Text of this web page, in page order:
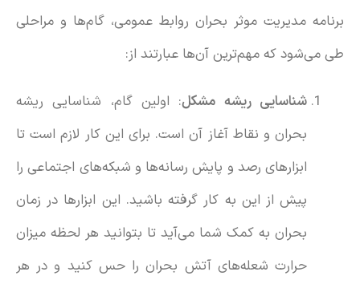
برنامه مدیریت موثر بحران روابط عمومی، گام‌ها و مراحلی
طی می‌شود که مهم‌ترین آن‌ها عبارتند از:
شناسایی ریشه مشکل: اولین گام، شناسایی ریشه
بحران و نقاط آغاز آن است. برای این کار لازم است تا
ابزارهای رصد و پایش رسانه‌ها و شبکه‌های اجتماعی را
پیش از این به کار گرفته باشید. این ابزارها در زمان
بحران به کمک شما می‌آید تا بتوانید هر لحظه میزان
حرارت شعله‌های آتش بحران را حس کنید و در هر